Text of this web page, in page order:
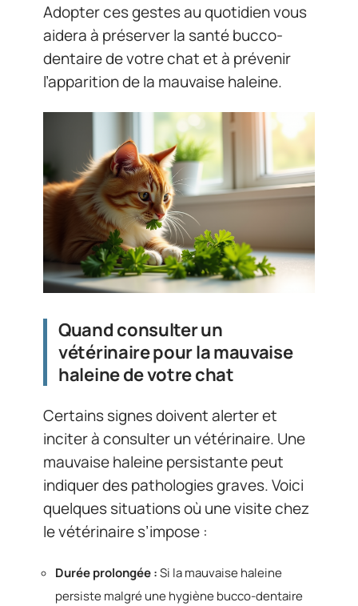
Adopter ces gestes au quotidien vous
aidera à préserver la santé bucco-
dentaire de votre chat et à prévenir
l’apparition de la mauvaise haleine.
Quand consulter un
vétérinaire pour la mauvaise
haleine de votre chat
Certains signes doivent alerter et
inciter à consulter un vétérinaire. Une
mauvaise haleine persistante peut
indiquer des pathologies graves. Voici
quelques situations où une visite chez
le vétérinaire s’impose :
Durée prolongée :Si la mauvaise haleine
persiste malgré une hygiène bucco-dentaire